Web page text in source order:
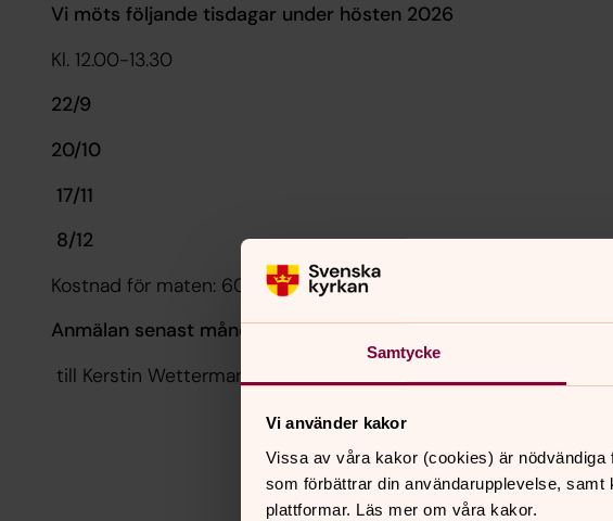
Samtycke
Vi använder kakor
Vissa av våra kakor (cookies) är
som förbättrar din användarupplevelse,
plattformar. Läs mer om våra kakor.
Vi möts följande tisdagar under hösten 2026
Kl. 12.00-13.30
22/9
20/10
17/11
8/12
Kostnad för maten: 60 kr
Anmälan senast måndag samma vecka kl. 13.00
till Kerstin Wettermark, tel 0730-757 255